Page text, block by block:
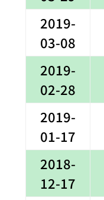
2019-
03-08
2019-
02-28
2019-
01-17
2018-
12-17